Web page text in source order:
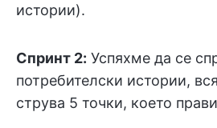
истории).
Спринт 2: Успяхме да се
потребителски истории,
струва 5 точки, което